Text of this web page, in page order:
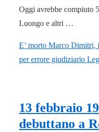
Oggi avrebbe compiuto
Luongo e altri …
E’ morto Marco Dimitri,
per errore giudiziario
13 febbraio
debuttano a